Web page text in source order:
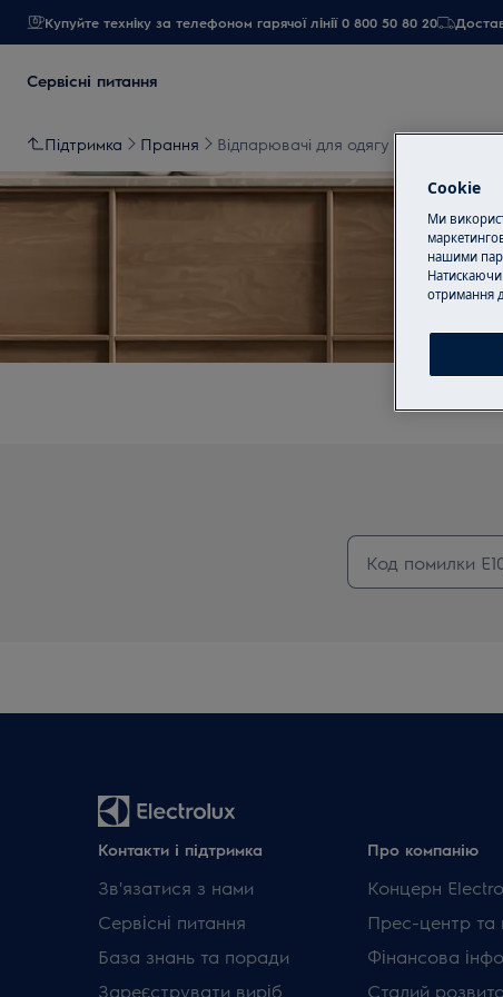
Купуйте техніку за телефоном гарячої лінії 0 800 50 80 20
Сервісні питання
Підтримка Прання Відпарювачі для одягу
Контакти і підтримка
Зв'язатися з нами
Сервісні питання
База знань та поради
Зареєструвати виріб
Про компанію
Концерн
Прес-центр та
Фінансова
Сталий
Cookie
Ми
нашими
отримання